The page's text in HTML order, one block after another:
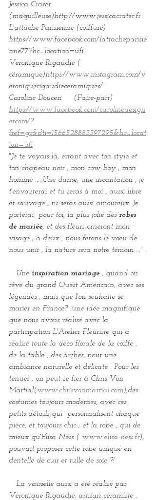
Jessica Crater
(maquilleuse)http://www.jessicacrater.fr
L'attache Parisienne (coiffure)
https://www.facebook.com/lattacheparisie
nne77?hc_location=ufi
Veronique Rigaudie (
céramique)https://www.instagram.com/v
eroniquerigaudieceramiques/
Caroline Doucen     (Faire-part)
https://www.facebook.com/carolinedesign
etcom/?
fref=gc&dti=1566528883397295&hc_locat
ion=ufi
"Je te voyais là, errant avec ton style et
ton chapeau noir , mon cow-boy , mon
homme .....Une danse, une incantation , je
t'envouterai et tu seras à moi , aussi libre
et sauvage , tu seras aussi amoureux. Je
porterai  pour toi, la plus jolie des robes
de mariée, et des fleurs orneront mon
visage , à deux , nous ferons le voeu de
nous unir , la nature sera notre témoin ..." .
Une inspiration mariage , quand on
rêve du grand Ouest Américain, avec ses
légendes , mais que l'on souhaite se
marier en France? :une idée magnifique
que nous avons réalisé avec la
participation L'Atelier Fleuriste qui a
réalisé toute la déco florale de la coiffe ,
de la table , des arches, pour une
ambiance naturelle et délicate . Pour les
tenues , on peut se fier à Chris Von
Martial(www.chrisvonmartial.com),des
costumes toujours modernes, avec ces
petits détails qui  personnalisent chaque
pièce, et toujours chic ; et la robe , qui de
mieux qu'Elisa Ness ( www.elisa-ness.fr),
pouvait proposer cette robe unique en
dentelle de cuir et tulle de soie ?!
La vaisselle aussi a été réalisé par
Veronique Rigaudie, artisan céramiste ,